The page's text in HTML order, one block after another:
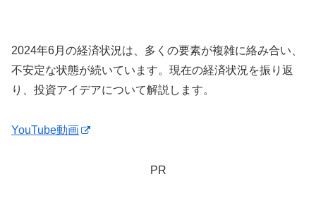
2024年6月の経済状況は、多くの要素が複雑に絡み合い、
不安定な状態が続いています。現在の経済状況を振り返
り、投資アイデアについて解説します。
YouTube動画
PR